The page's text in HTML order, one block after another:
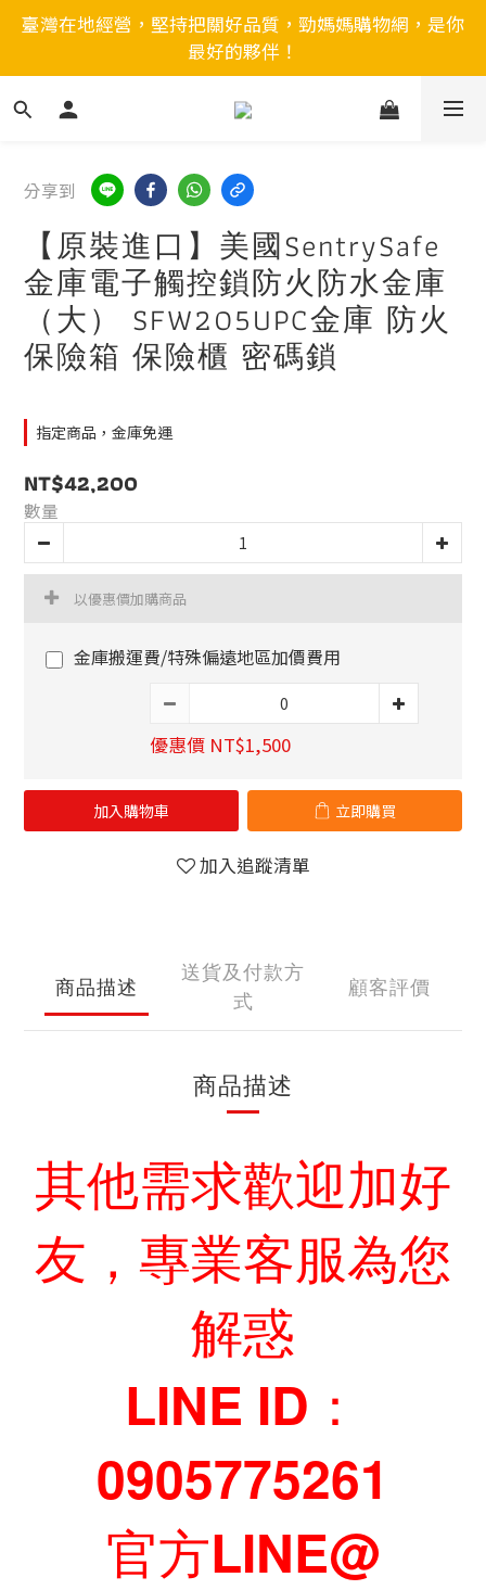
臺灣在地經營，堅持把關好品質，勁媽媽購物網，是你
最好的夥伴！
分享到
【原裝進口】美國SentrySafe
金庫電子觸控鎖防火防水金庫
（大） SFW205UPC金庫 防火
保險箱 保險櫃 密碼鎖
指定商品，金庫免運
NT$42,200
數量
以優惠價加購商品
金庫搬運費/特殊偏遠地區加價費用
優惠價 NT$1,500
加入購物車 立即購買
加入追蹤清單
商品描述
送貨及付款方
式
顧客評價
商品描述
其他需求歡迎加好
友，專業客服為您
解惑
LINE ID：
0905775261
官方LINE@